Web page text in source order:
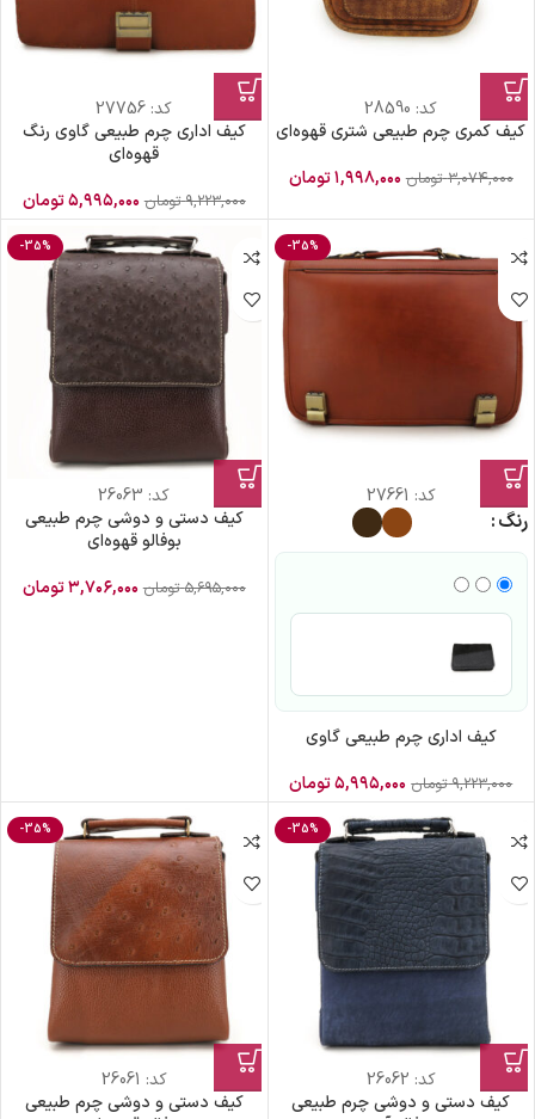
کد: 28590
کیف کمری چرم طبیعی شتری قهوه‌ای
۳,۰۷۴,۰۰۰ تومان ۱,۹۹۸,۰۰۰تومان
کد: 27756
کیف اداری چرم طبیعی گاوی رنگ
قهوه‌ای
۹,۲۲۳,۰۰۰ تومان ۵,۹۹۵,۰۰۰تومان
-35%
کد: 27661
رنگ
کیف اداری چرم طبیعی گاوی
۹,۲۲۳,۰۰۰ تومان ۵,۹۹۵,۰۰۰تومان
-35%
کد: 26063
کیف دستی و دوشی چرم طبیعی
بوفالو قهوه‌ای
۵,۶۹۵,۰۰۰ تومان ۳,۷۰۶,۰۰۰تومان
-35%
کد: 26062
کیف دستی و دوشی چرم طبیعی
-35%
کد: 26061
کیف دستی و دوشی چرم طبیعی